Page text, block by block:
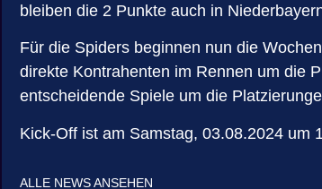
bleiben die 2 Punkte auch in
Für die Spiders beginnen nun die
direkte Kontrahenten im Rennen um die
entscheidende Spiele um die
Kick-Off ist am Samstag, 03.08.2024 um
ALLE NEWS ANSEHEN